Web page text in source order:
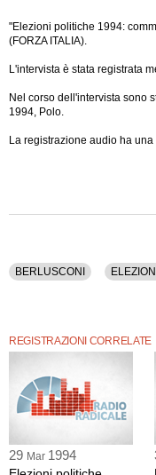
"Elezioni politiche 1994:
(FORZA ITALIA).
L'intervista è stata registrata
Nel corso dell'intervista sono
1994, Polo.
La registrazione audio ha
BERLUSCONI ELEZIONI
REGISTRAZIONI CORRELATE
29 Mar 1994